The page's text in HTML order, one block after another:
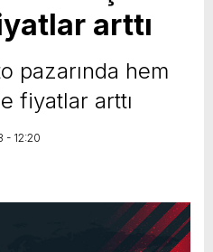
arttı
pazarında hem
fiyatlar arttı
- 12:20